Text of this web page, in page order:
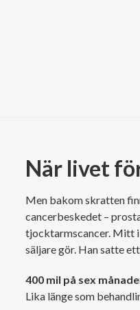
När livet
Men bakom skratten
cancerbeskedet –
tjocktarmscancer. Mitt i
säljare gör. Han satte
400 mil på sex
Lika länge som